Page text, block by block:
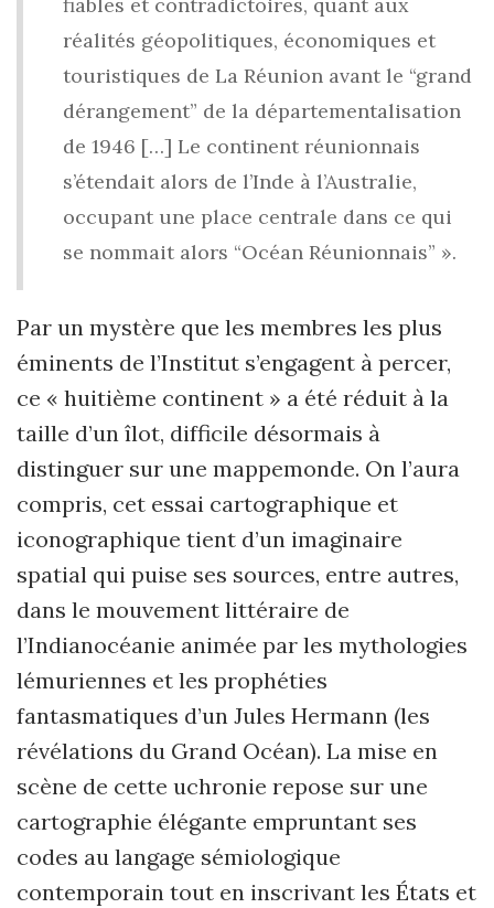
fiables et contradictoires, quant aux
réalités géopolitiques, économiques et
touristiques de La Réunion avant le “grand
dérangement” de la départe­mentalisation
de 1946 […] Le continent réunionnais
s’étendait alors de l’Inde à l’Australie,
occupant une place centrale dans ce qui
se nommait alors “Océan Réunionnais” ».
Par un mystère que les membres les plus
éminents de l’Institut s’engagent à percer,
ce « huitième continent » a été réduit à la
taille d’un îlot, difficile désormais à
distinguer sur une mappemonde. On l’aura
compris, cet essai cartographique et
iconographique tient d’un imaginaire
spatial qui puise ses sources, entre autres,
dans le mouvement littéraire de
l’Indianocéanie animée par les mythologies
lémuriennes et les prophéties
fantasmatiques d’un Jules Hermann (les
révélations du Grand Océan). La mise en
scène de cette uchronie repose sur une
cartographie élégante empruntant ses
codes au langage sémiologique
contemporain tout en inscrivant les États et